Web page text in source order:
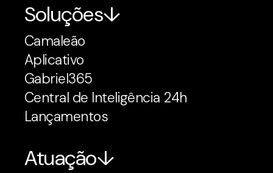
Soluções
Camaleão
Aplicativo
Gabriel365
Central de Inteligência 24h
Lançamentos
Atuação